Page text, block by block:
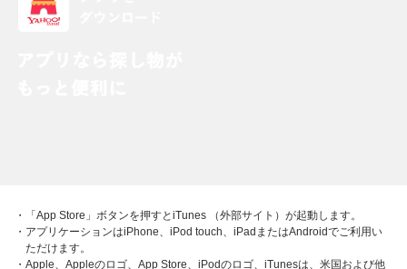
・「App Store」ボタンを押すとiTunes （外部サイト）が起動します。
・アプリケーションはiPhone、iPod touch、iPadまたはAndroidでご利用い
ただけます。
・Apple、Appleのロゴ、App Store、iPodのロゴ、iTunesは、米国および他